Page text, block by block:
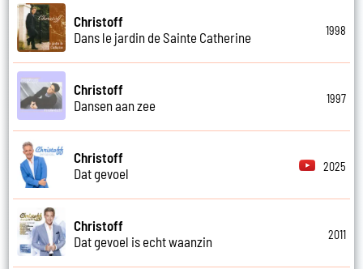
Christoff
Dans le jardin de Sainte Catherine
1998
Christoff
Dansen aan zee
1997
Christoff
Dat gevoel
2025
Christoff
Dat gevoel is echt waanzin
2011